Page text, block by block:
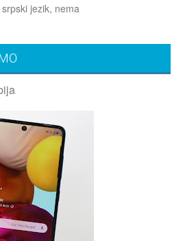
jezik, nema